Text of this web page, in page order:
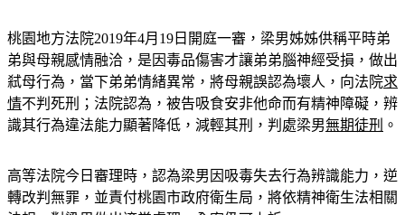
桃園地方法院2019年4月19日開庭一審，梁男姊姊供稱平時弟
弟與母親感情融洽，是因毒品傷害才讓弟弟腦神經受損，做出
弒母行為，當下弟弟情緒異常，將母親誤認為壞人，向法院求
情不判死刑；法院認為，被告吸食安非他命而有精神障礙，辨
識其行為違法能力顯著降低，減輕其刑，判處梁男無期徒刑 。
高等法院今日審理時，認為梁男因吸毒失去行為辨識能力，逆
轉改判無罪，並責付桃園市政府衛生局，將依精神衛生法相關